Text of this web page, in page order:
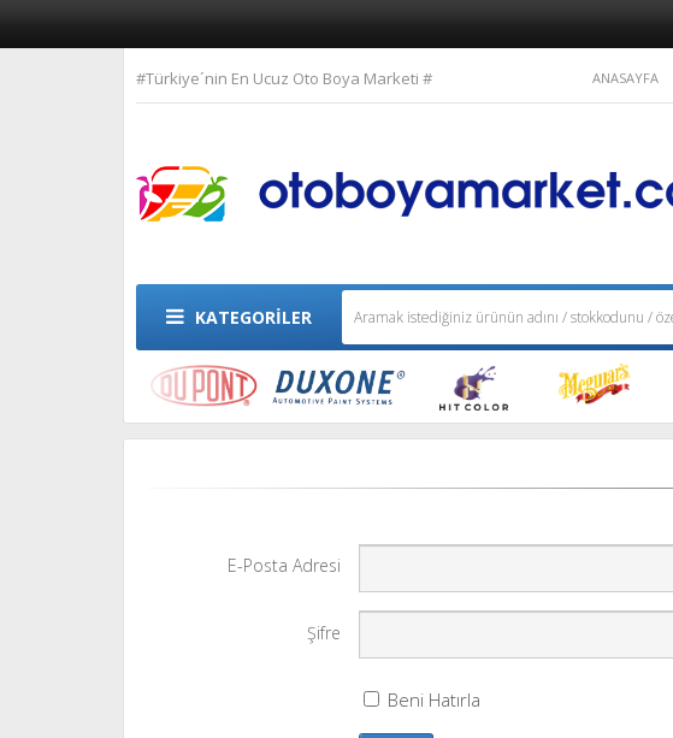
#Türkiye´nin En Ucuz Oto Boya Marketi # ANASAYFA
KATEGORİLER
E-Posta Adresi
Şifre
Beni Hatırla